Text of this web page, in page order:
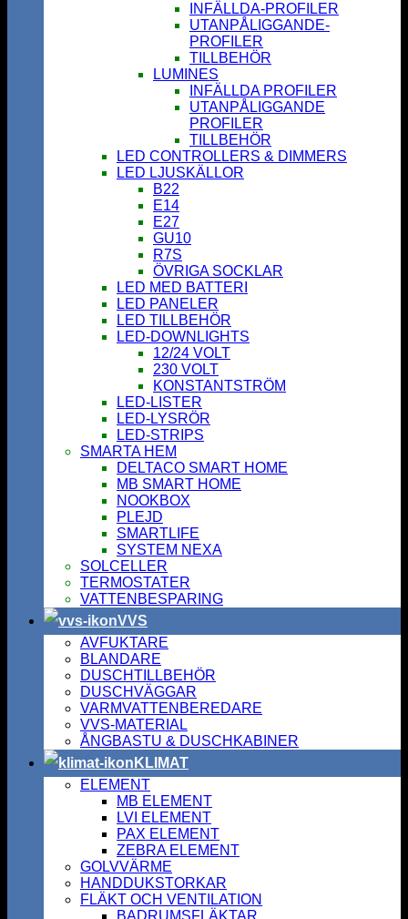
INFÄLLDA-PROFILER
UTANPÅLIGGANDE-
PROFILER
TILLBEHÖR
LUMINES
INFÄLLDA PROFILER
UTANPÅLIGGANDE
PROFILER
TILLBEHÖR
LED CONTROLLERS & DIMMERS
LED LJUSKÄLLOR
B22
E14
E27
GU10
R7S
ÖVRIGA SOCKLAR
LED MED BATTERI
LED PANELER
LED TILLBEHÖR
LED-DOWNLIGHTS
12/24 VOLT
230 VOLT
KONSTANTSTRÖM
LED-LISTER
LED-LYSRÖR
LED-STRIPS
SMARTA HEM
DELTACO SMART HOME
MB SMART HOME
NOOKBOX
PLEJD
SMARTLIFE
SYSTEM NEXA
SOLCELLER
TERMOSTATER
VATTENBESPARING
VVS
AVFUKTARE
BLANDARE
DUSCHTILLBEHÖR
DUSCHVÄGGAR
VARMVATTENBEREDARE
VVS-MATERIAL
ÅNGBASTU & DUSCHKABINER
KLIMAT
ELEMENT
MB ELEMENT
LVI ELEMENT
PAX ELEMENT
ZEBRA ELEMENT
GOLVVÄRME
HANDDUKSTORKAR
FLÄKT OCH VENTILATION
BADRUMSFLÄKTAR